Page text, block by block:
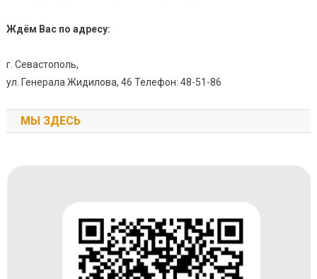
Ждём Вас по адресу:
г. Севастополь,
ул. Генерала Жидилова, 46 Телефон: 48-51-86
МЫ ЗДЕСЬ